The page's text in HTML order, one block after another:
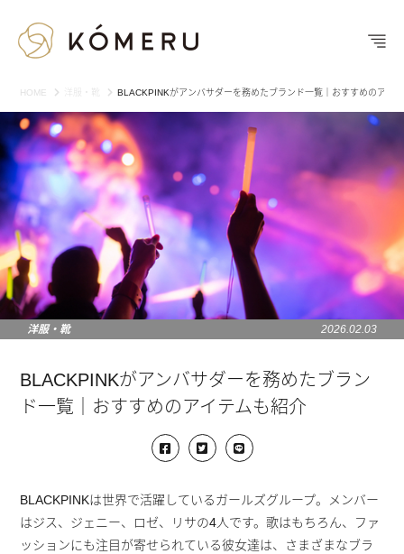
HOME BLACKPINKがアンバサダーを務めたブランド一覧｜おすすめのアイ
洋服・靴 2026.02.03
BLACKPINKがアンバサダーを務めたブラン
ド一覧｜おすすめのアイテムも紹介
BLACKPINKは世界で活躍しているガールズグループ。メンバー
はジス、ジェニー、ロゼ、リサの4人です。歌はもちろん、ファ
ッションにも注目が寄せられている彼女達は、さまざまなブラ